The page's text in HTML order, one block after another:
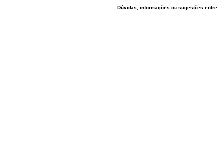
Dúvidas, informações ou sugestões